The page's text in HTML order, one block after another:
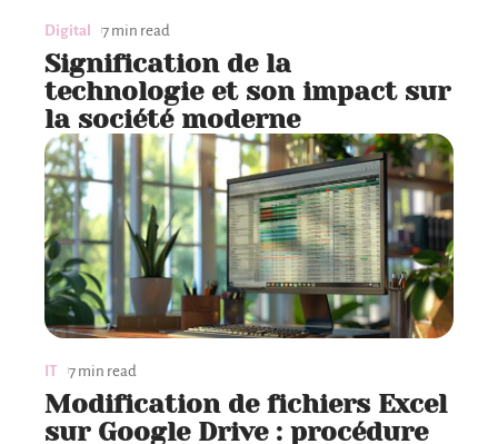
Digital 7 min read
Signification de la
technologie et son impact sur
la société moderne
IT 7 min read
Modification de fichiers Excel
sur Google Drive : procédure